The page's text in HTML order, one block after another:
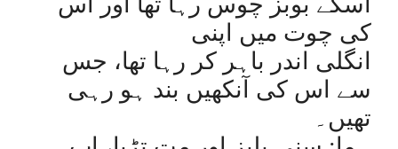
کی چوت میں اپنی
انگلی اندر باہر کر رہا تھا، جس
سے اس کی آنکھیں بند ہو رہی
تھیں۔